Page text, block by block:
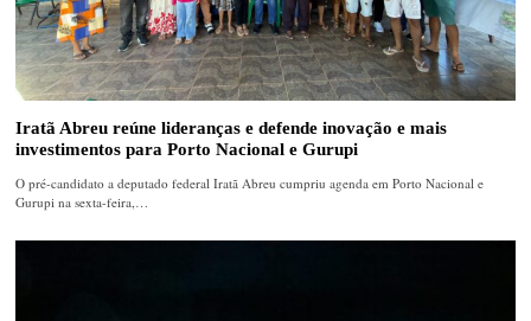
Iratã Abreu reúne lideranças e defende inovação e mais
investimentos para Porto Nacional e Gurupi
O pré-candidato a deputado federal Iratã Abreu cumpriu agenda em Porto Nacional e
Gurupi na sexta-feira,…